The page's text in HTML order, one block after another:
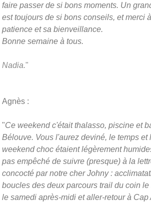
faire passer de si bons moments. Un
est toujours de si bons conseils, et merci
patience et sa bienveillance.
Bonne semaine à tous.
Nadia."
Agnès :
"Ce weekend c'était thalasso, piscine et
Bélouve. Vous l'aurez deviné, le temps et
weekend choc étaient légèrement
pas empêché de suivre (presque) à la
concocté par notre cher Johny :
boucles des deux parcours trail du coin
le samedi après-midi et aller-retour à Cap